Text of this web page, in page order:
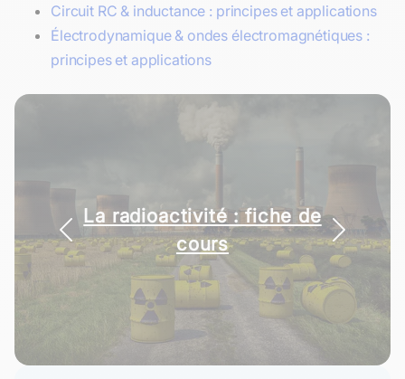
Circuit RC & inductance : principes et applications
Électrodynamique & ondes électromagnétiques :
principes et applications
La radioactivité : fiche de
cours